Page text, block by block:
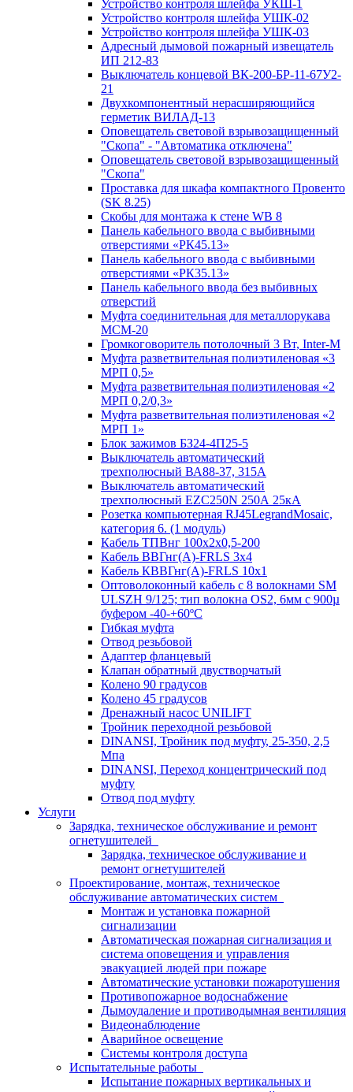
Устройство контроля шлейфа УКШ-1
Устройство контроля шлейфа УШК-02
Устройство контроля шлейфа УШК-03
Адресный дымовой пожарный извещатель
ИП 212-83
Выключатель концевой ВК-200-БР-11-67У2-
21
Двухкомпонентный нерасширяющийся
герметик ВИЛАД-13
Оповещатель световой взрывозащищенный
"Скопа" - "Автоматика отключена"
Оповещатель световой взрывозащищенный
"Скопа"
Проставка для шкафа компактного Провенто
(SK 8.25)
Скобы для монтажа к стене WB 8
Панель кабельного ввода с выбивными
отверстиями «РК45.13»
Панель кабельного ввода с выбивными
отверстиями «РК35.13»
Панель кабельного ввода без выбивных
отверстий
Муфта соединительная для металлорукава
МСМ-20
Громкоговоритель потолочный 3 Вт, Inter-M
Муфта разветвительная полиэтиленовая «3
МРП 0,5»
Муфта разветвительная полиэтиленовая «2
МРП 0,2/0,3»
Муфта разветвительная полиэтиленовая «2
МРП 1»
Блок зажимов БЗ24-4П25-5
Выключатель автоматический
трехполюсный ВА88-37, 315А
Выключатель автоматический
трехполюсный EZC250N 250А 25кА
Розетка компьютерная RJ45LegrandMosaic,
категория 6. (1 модуль)
Кабель ТПВнг 100х2х0,5-200
Кабель ВВГнг(А)-FRLS 3х4
Кабель КВВГнг(А)-FRLS 10х1
Оптоволоконный кабель с 8 волокнами SM
ULSZH 9/125; тип волокна OS2, 6мм с 900µ
буфером -40-+60ºC
Гибкая муфта
Отвод резьбовой
Адаптер фланцевый
Клапан обратный двустворчатый
Колено 90 градусов
Колено 45 градусов
Дренажный насос UNILIFT
Тройник переходной резьбовой
DINANSI, Тройник под муфту, 25-350, 2,5
Мпа
DINANSI, Переход концентрический под
муфту
Отвод под муфту
Услуги
Зарядка, техническое обслуживание и ремонт
огнетушителей
Зарядка, техническое обслуживание и
ремонт огнетушителей
Проектирование, монтаж, техническое
обслуживание автоматических систем
Монтаж и установка пожарной
сигнализации
Автоматическая пожарная сигнализация и
система оповещения и управления
эвакуацией людей при пожаре
Автоматические установки пожаротушения
Противопожарное водоснабжение
Дымоудаление и противодымная вентиляция
Видеонаблюдение
Аварийное освещение
Системы контроля доступа
Испытательные работы
Испытание пожарных вертикальных и